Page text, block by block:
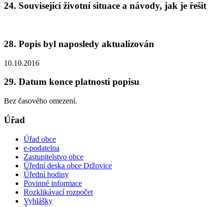
24. Související životní situace a návody, jak je řešit
28. Popis byl naposledy aktualizován
10.10.2016
29. Datum konce platnosti popisu
Bez časového omezení.
Úřad
Úřad obce
e-podatelna
Zastupitelstvo obce
Úřední deska obce Držovice
Úřední hodiny
Povinné informace
Rozklikávací rozpočet
Vyhlášky